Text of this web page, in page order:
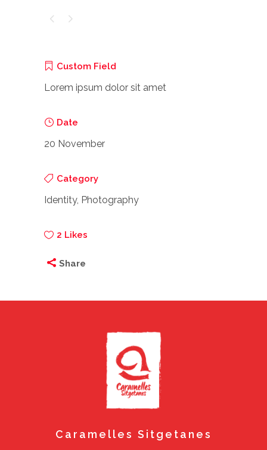
Custom Field
Lorem ipsum dolor sit amet
Date
20 November
Category
Identity, Photography
2 Likes
Share
Caramelles Sitgetanes